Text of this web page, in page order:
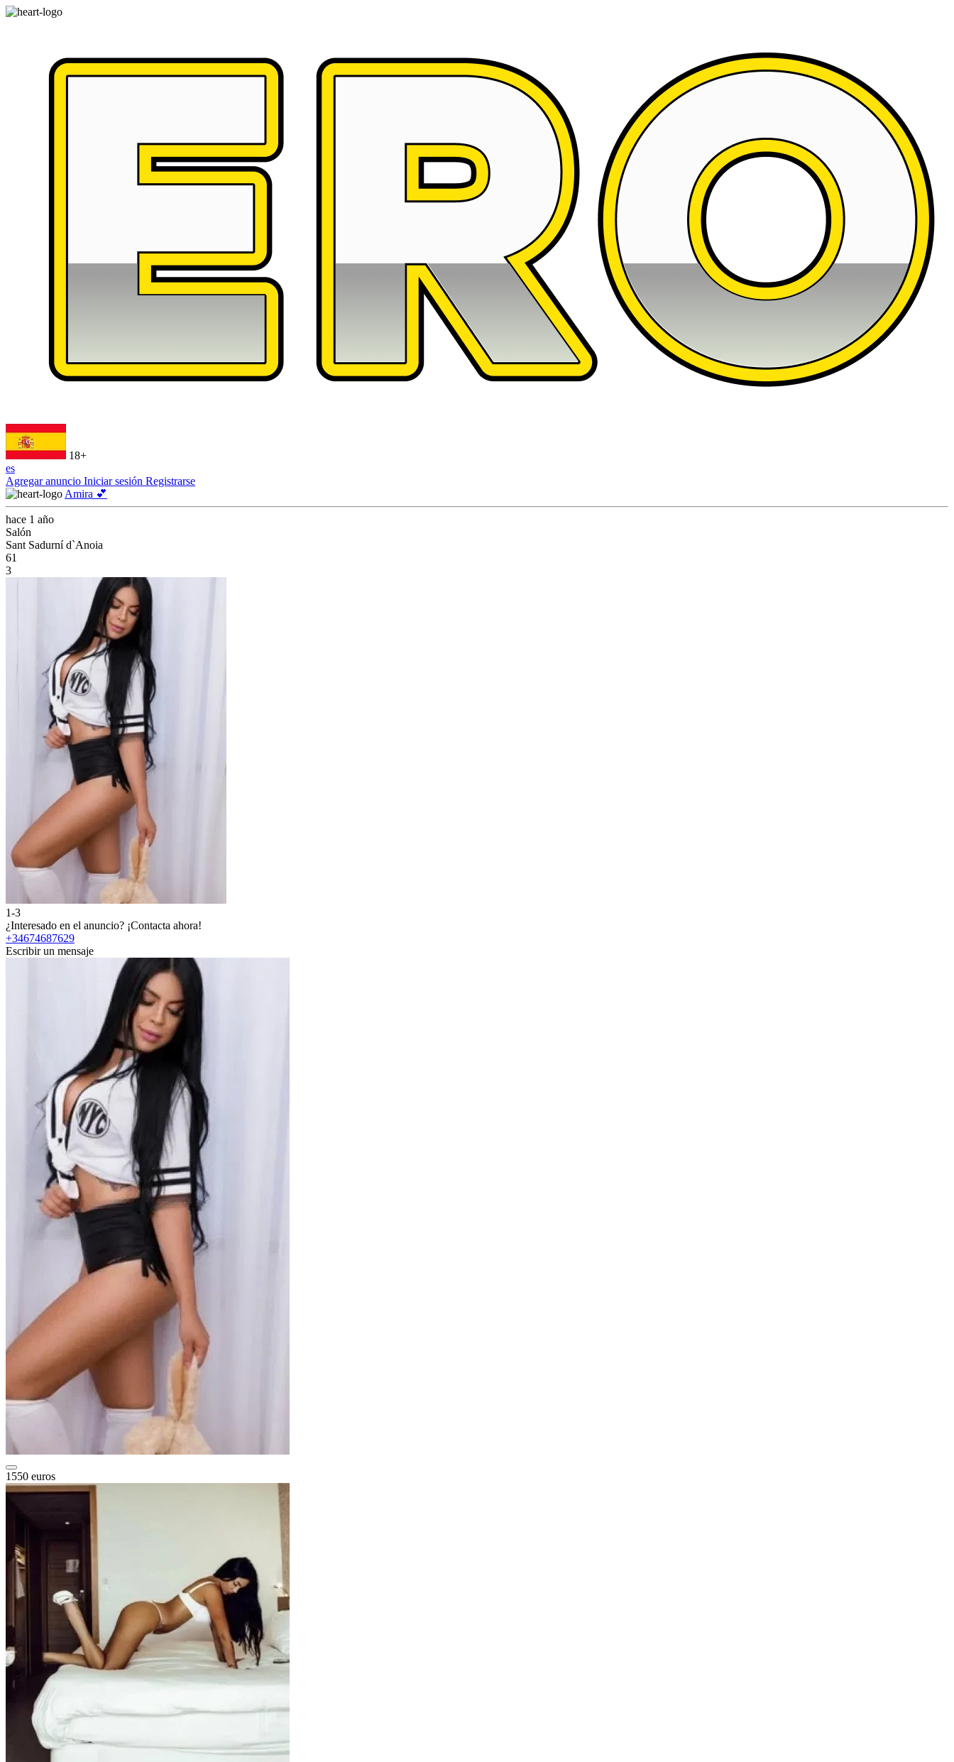
18+
es
Agregar anuncio Iniciar sesión Registrarse
Amira 💕
hace 1 año
Salón
Sant Sadurní d`Anoia
61
3
1-3
¿Interesado en el anuncio? ¡Contacta ahora!
+34674687629
Escribir un mensaje
1550 euros